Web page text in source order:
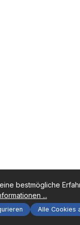
bestmögliche
...
Alle Cookies